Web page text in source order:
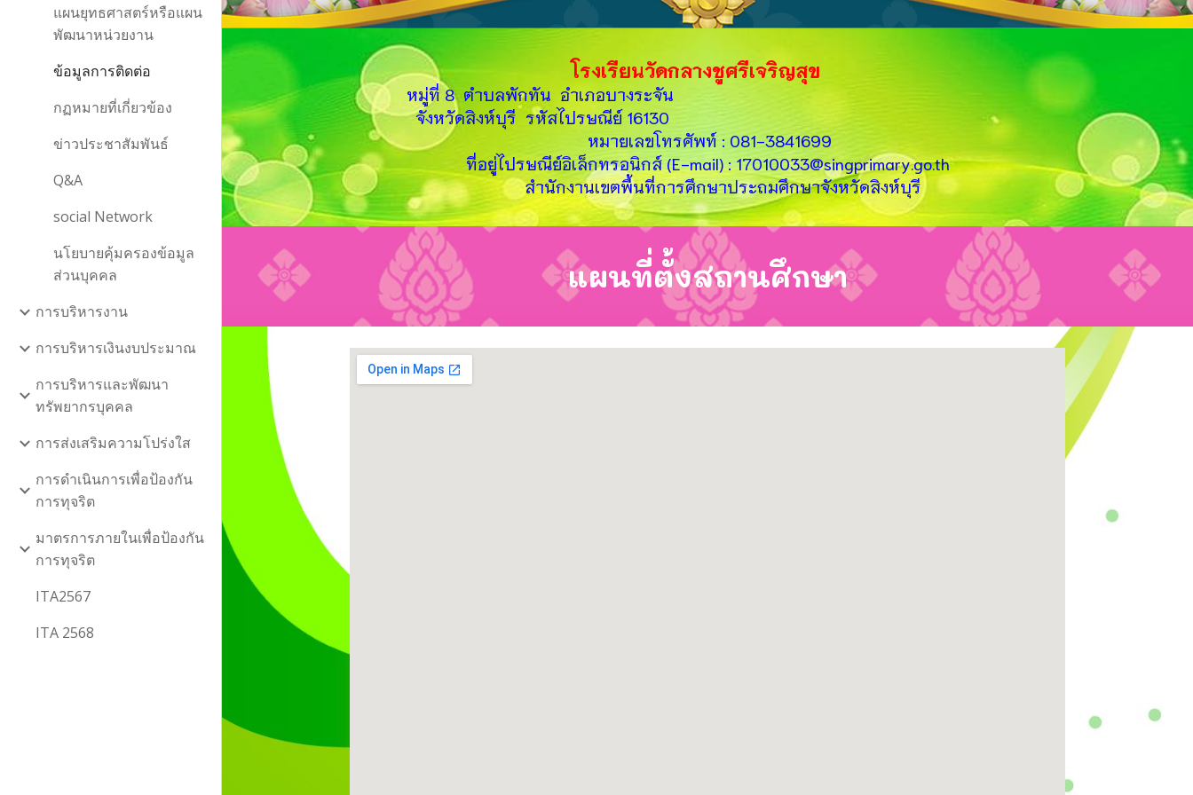
แผนยุทธศาสตร์หรือแผน
พัฒนาหน่วยงาน
ข้อมูลการติดต่อ
กฏหมายที่เกี่ยวข้อง
ข่าวประชาสัมพันธ์
Q&A
social Network
นโยบายคุ้มครองข้อมูล
ส่วนบุคคล
การบริหารงาน
การบริหารเงินงบประมาณ
การบริหารและพัฒนา
ทรัพยากรบุคคล
การส่งเสริมความโปร่งใส
การดำเนินการเพื่อป้องกัน
การทุจริต
มาตรการภายในเพื่อป้องกัน
การทุจริต
ITA2567
ITA 2568
โรงเรียนวัดกลางชูศรีเจริญสุข
หมู่ที่ 8 ตำบลพักทัน อำเภอบางระจัน
จังหวัดสิงห์บุรี รหัสไปรษณีย์ 16130
หมายเลขโทรศัพท์ : 081-3841699
ที่อยู่ไปรษณีย์อิเล็กทรอนิกส์ (E-mail) : 17010033@singprimary.go.th
สำนักงานเขตพื้นที่การศึกษาประถมศึกษาจังหวัดสิงห์บุรี
แผนที่ตั้งสถานศึกษา